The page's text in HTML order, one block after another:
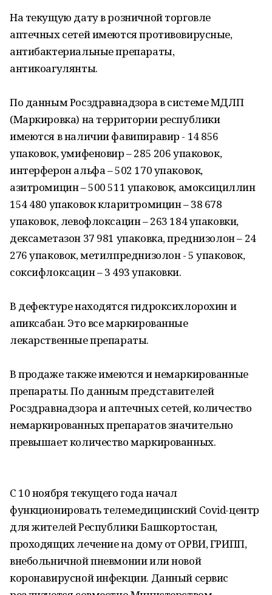
На текущую дату в розничной торговле
аптечных сетей имеются противовирусные,
антибактериальные препараты,
антикоагулянты.
По данным Росздравнадзора в системе МДЛП
(Маркировка) на территории республики
имеются в наличии фавипиравир - 14 856
упаковок, умифеновир – 285 206 упаковок,
интерферон альфа – 502 170 упаковок,
азитромицин – 500 511 упаковок, амоксициллин
154 480 упаковок кларитромицин – 38 678
упаковок, левофлоксацин – 263 184 упаковки,
дексаметазон 37 981 упаковка, преднизолон – 24
276 упаковок, метилпреднизолон - 5 упаковок,
соксифлоксацин – 3 493 упаковки.
В дефектуре находятся гидроксихлорохин и
апиксабан. Это все маркированные
лекарственные препараты.
В продаже также имеются и немаркированные
препараты. По данным представителей
Росздравнадзора и аптечных сетей, количество
немаркированных препаратов значительно
превышает количество маркированных.
С 10 ноября текущего года начал
функционировать телемедицинский Covid-центр
для жителей Республики Башкортостан,
проходящих лечение на дому от ОРВИ, ГРИПП,
внебольничной пневмонии или новой
коронавирусной инфекции. Данный сервис